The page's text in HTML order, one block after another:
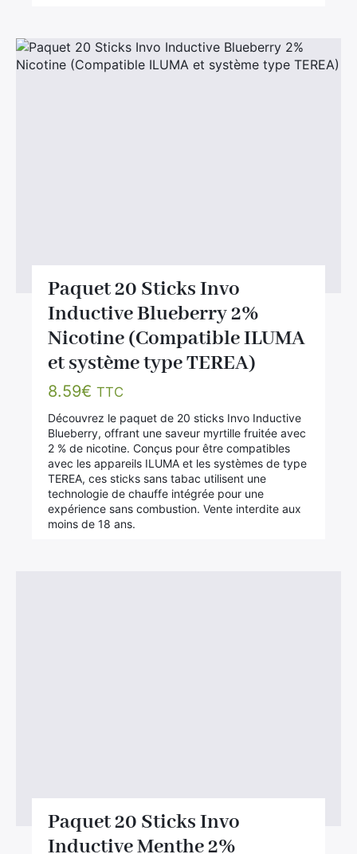
Paquet 20 Sticks Invo
Inductive Blueberry 2%
Nicotine (Compatible ILUMA
et système type TEREA)
8.59€ TTC
Découvrez le paquet de 20 sticks Invo Inductive
Blueberry, offrant une saveur myrtille fruitée avec
2 % de nicotine. Conçus pour être compatibles
avec les appareils ILUMA et les systèmes de type
TEREA, ces sticks sans tabac utilisent une
technologie de chauffe intégrée pour une
expérience sans combustion. Vente interdite aux
moins de 18 ans.
Paquet 20 Sticks Invo
Inductive Menthe 2%